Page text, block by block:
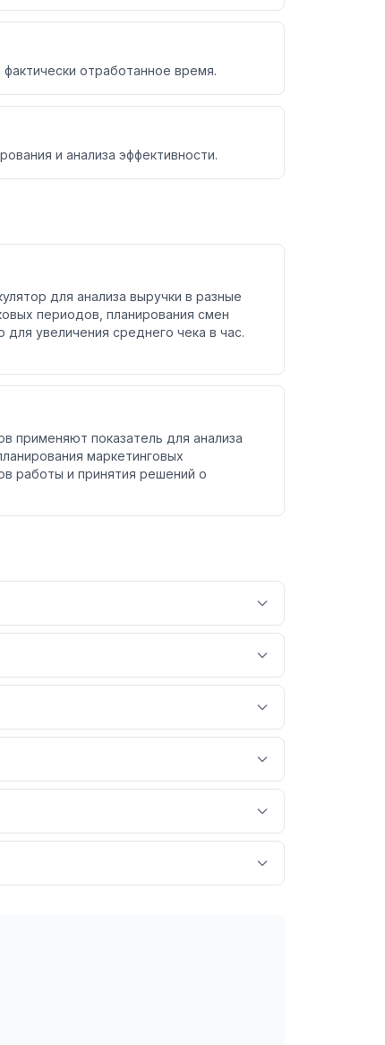
отработанное время.
и анализа эффективности.
для анализа выручки в разные
периодов, планирования смен
увеличения среднего чека в час.
применяют показатель для анализа
маркетинговых
работы и принятия решений о